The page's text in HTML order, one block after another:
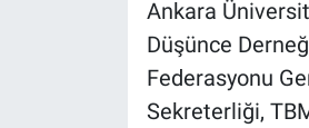
Ankara
Düşünce
Federasyonu
Sekreterliği,